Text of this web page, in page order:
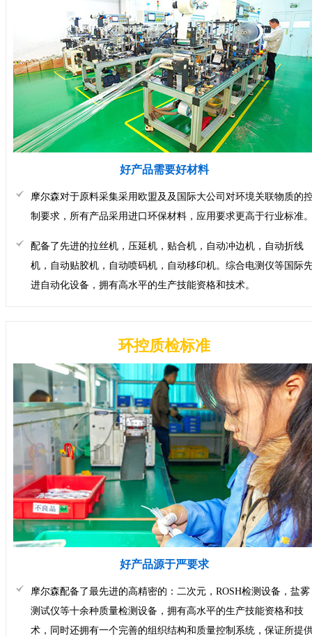
好产品需要好材料
摩尔森对于原料采集采用欧盟及及国际大公司对环境关联物质的
制要求，所有产品采用进口环保材料，应用要求更高于行业标准
配备了先进的拉丝机，压延机，贴合机，自动冲边机，自动折线
机，自动贴胶机，自动喷码机，自动移印机。综合电测仪等国际
进自动化设备，拥有高水平的生产技能资格和技术。
环控质检标准
好产品源于严要求
摩尔森配备了最先进的高精密的：二次元，ROSH检测设备，盐雾
测试仪等十余种质量检测设备，拥有高水平的生产技能资格和技
术，同时还拥有一个完善的组织结构和质量控制系统，保证所提